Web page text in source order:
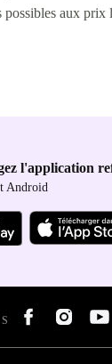
aux prix
l'application
Android